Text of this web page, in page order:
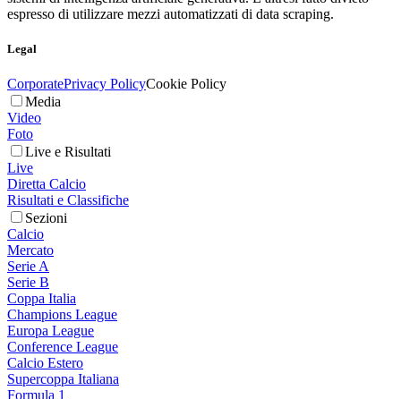
espresso di utilizzare mezzi automatizzati di data scraping.
Legal
CorporatePrivacy PolicyCookie Policy
Media
Video
Foto
Live e Risultati
Live
Diretta Calcio
Risultati e Classifiche
Sezioni
Calcio
Mercato
Serie A
Serie B
Coppa Italia
Champions League
Europa League
Conference League
Calcio Estero
Supercoppa Italiana
Formula 1